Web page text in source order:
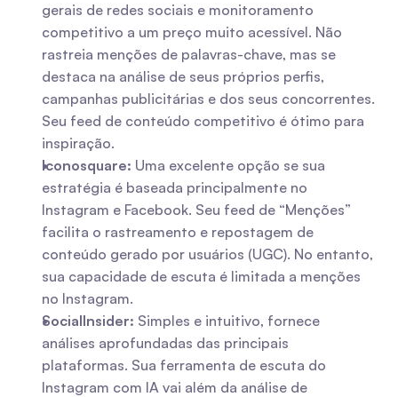
gerais de redes sociais e monitoramento
competitivo a um preço muito acessível. Não
rastreia menções de palavras-chave, mas se
destaca na análise de seus próprios perfis,
campanhas publicitárias e dos seus concorrentes.
Seu feed de conteúdo competitivo é ótimo para
inspiração.
Iconosquare: Uma excelente opção se sua
estratégia é baseada principalmente no
Instagram e Facebook. Seu feed de “Menções”
facilita o rastreamento e repostagem de
conteúdo gerado por usuários (UGC). No entanto,
sua capacidade de escuta é limitada a menções
no Instagram.
SocialInsider: Simples e intuitivo, fornece
análises aprofundadas das principais
plataformas. Sua ferramenta de escuta do
Instagram com IA vai além da análise de